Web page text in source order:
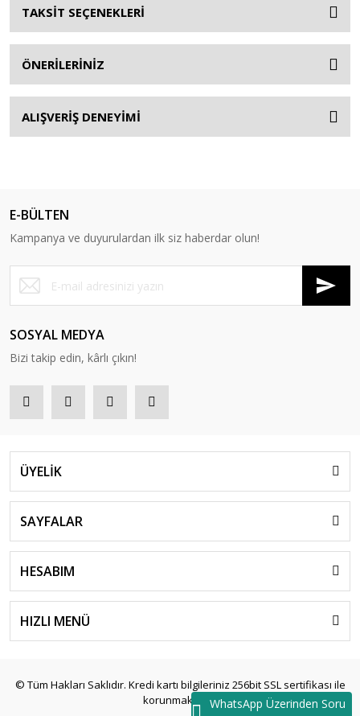
WhatsApp Üzerinden Soru
TAKSİT SEÇENEKLERİ
ÖNERİLERİNİZ
ALIŞVERİŞ DENEYİMİ
E-BÜLTEN
Kampanya ve duyurulardan ilk siz haberdar olun!
SOSYAL MEDYA
Bizi takip edin, kârlı çıkın!
ÜYELİK
SAYFALAR
HESABIM
HIZLI MENÜ
© Tüm Hakları Saklıdır. Kredi kartı bilgileriniz 256bit SSL sertifikası ile
korunmaktadır.